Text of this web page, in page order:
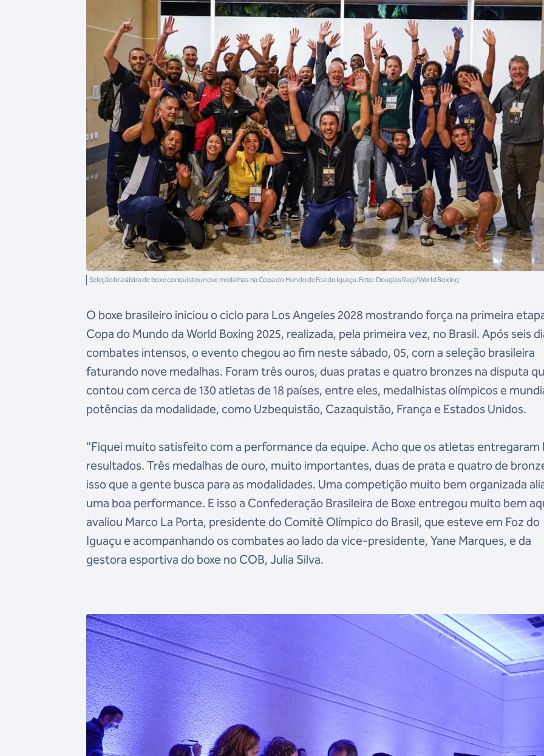
Seleção brasileira de boxe conquistou nove medalhas na Copa do Mundo de Foz do Iguaçu. Foto: Douglas Ragi/World Boxing
O boxe brasileiro iniciou o ciclo para Los Angeles 2028 mostrando força na primeira
Copa do Mundo da World Boxing 2025, realizada, pela primeira vez, no Brasil. Após seis
combates intensos, o evento chegou ao fim neste sábado, 05, com a seleção brasileira
faturando nove medalhas. Foram três ouros, duas pratas e quatro bronzes na disputa
contou com cerca de 130 atletas de 18 países, entre eles, medalhistas olímpicos e
potências da modalidade, como Uzbequistão, Cazaquistão, França e Estados Unidos.
"Fiquei muito satisfeito com a performance da equipe. Acho que os atletas entregaram
resultados. Três medalhas de ouro, muito importantes, duas de prata e quatro de
isso que a gente busca para as modalidades. Uma competição muito bem organizada
uma boa performance. E isso a Confederação Brasileira de Boxe entregou muito bem
avaliou Marco La Porta, presidente do Comitê Olímpico do Brasil, que esteve em Foz do
Iguaçu e acompanhando os combates ao lado da vice-presidente, Yane Marques, e da
gestora esportiva do boxe no COB, Julia Silva.